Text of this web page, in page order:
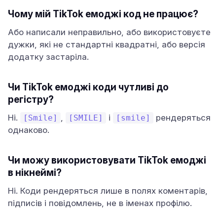
Чому мій TikTok емоджі код не працює?
Або написали неправильно, або використовуєте
дужки, які не стандартні квадратні, або версія
додатку застаріла.
Чи TikTok емоджі коди чутливі до
регістру?
Ні. [Smile] , [SMILE] і [smile]
рендеряться
однаково.
Чи можу використовувати TikTok емоджі
в нікнеймі?
Ні. Коди рендеряться лише в полях коментарів,
підписів і повідомлень, не в іменах профілю.